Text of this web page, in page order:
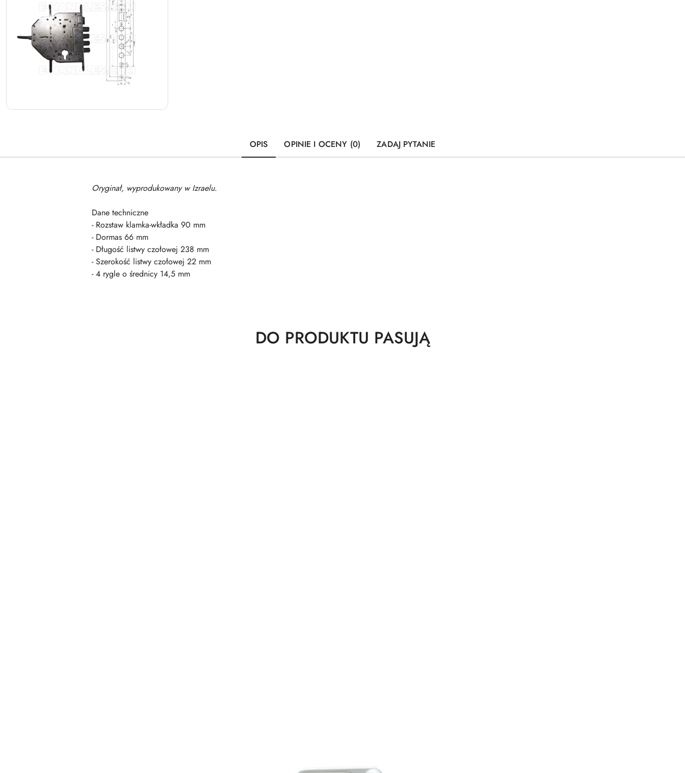
OPIS OPINIE I OCENY (0) ZADAJ PYTANIE
Oryginał, wyprodukowany w Izraelu.
Dane techniczne
- Rozstaw klamka-wkładka 90 mm
- Dormas 66 mm
- Długość listwy czołowej 238 mm
- Szerokość listwy czołowej 22 mm
- 4 rygle o średnicy 14,5 mm
Produkty
DO PRODUKTU PASUJĄ